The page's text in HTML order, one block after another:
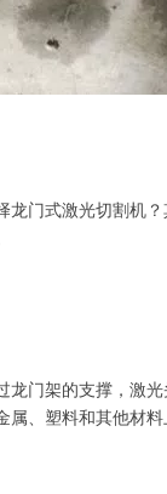
门式激光切割机
门架的支撑，激
、塑料和其他材料